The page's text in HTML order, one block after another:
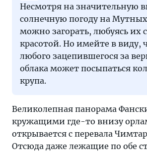
Несмотря на значительную
солнечную погоду на Мутных
можно загорать, любуясь их
красотой. Но имейте в виду,
любого зацепившегося за
облака может посыпаться
крупа.
Великолепная панорама
кружащими где-то внизу
открывается с перевала
Отсюда даже лежащие по обе